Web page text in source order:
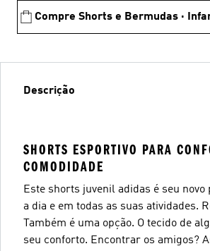
Compre Shorts e Bermudas ·
Descrição
SHORTS ESPORTIVO PARA
COMODIDADE
Este shorts juvenil adidas é seu novo
a dia e em todas as suas atividades.
Também é uma opção. O tecido de
seu conforto. Encontrar os amigos?